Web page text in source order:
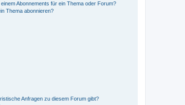
Abonnements für ein Thema oder Forum?
Thema abonnieren?
Anfragen zu diesem Forum gibt?